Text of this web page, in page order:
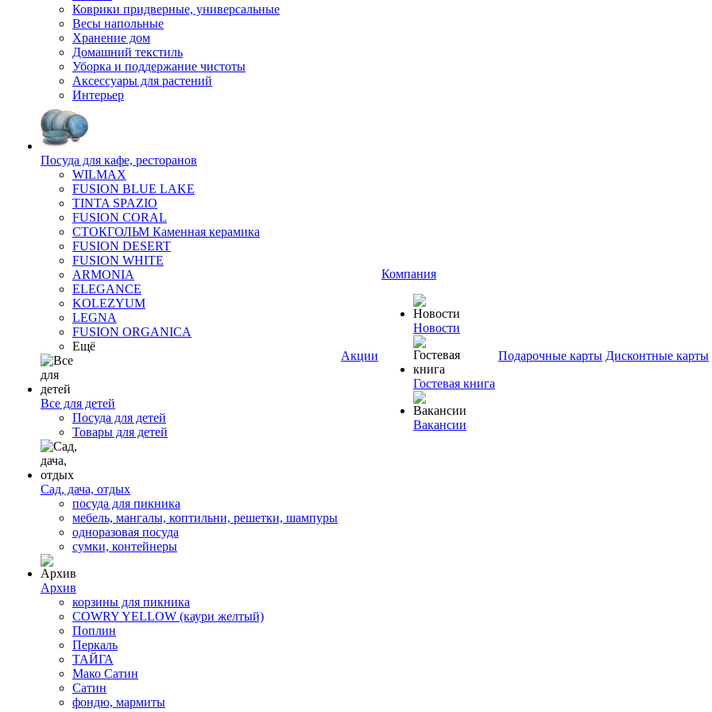
Коврики придверные, универсальные
Весы напольные
Хранение дом
Домашний текстиль
Уборка и поддержание чистоты
Аксессуары для растений
Интерьер
Посуда для кафе, ресторанов
WILMAX
FUSION BLUE LAKE
TINTA SPAZIO
FUSION CORAL
СТОКГОЛЬМ Каменная керамика
FUSION DESERT
FUSION WHITE
ARMONIA
ELEGANCE
KOLEZYUM
LEGNA
FUSION ORGANICA
Ещё
Все для детей
Посуда для детей
Товары для детей
Сад, дача, отдых
посуда для пикника
мебель, мангалы, коптильни, решетки, шампуры
одноразовая посуда
сумки, контейнеры
Архив
корзины для пикника
COWRY YELLOW (каури желтый)
Поплин
Перкаль
ТАЙГА
Мако Сатин
Сатин
фондю, мармиты
Акции
Компания
Новости
Гостевая книга
Вакансии
Подарочные карты Дисконтные карты